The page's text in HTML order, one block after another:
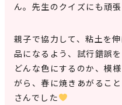
ん。先生のクイズにも頑
親子で協力して、粘土を
品になるよう、試行錯誤
どんな色にするのか、模
がら、春に焼きあがるこ
さんでした